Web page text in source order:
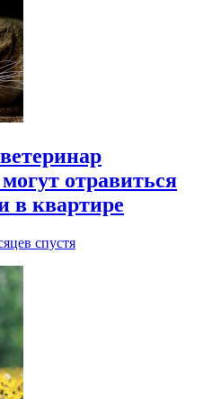
отравиться
в квартире
спустя